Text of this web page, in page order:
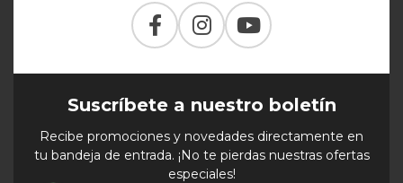
Suscríbete a nuestro boletín
Recibe promociones y novedades directamente en
tu bandeja de entrada. ¡No te pierdas nuestras ofertas
especiales!